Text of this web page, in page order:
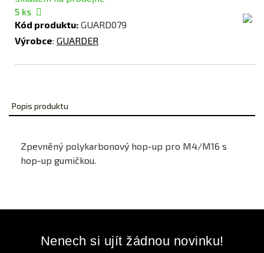
5 ks
Kód produktu: GUARD079
Výrobce: GUARDER
Popis produktu
Zpevněný polykarbonový hop-up pro M4/M16 s
hop-up gumičkou.
Nenech si ujít žádnou novinku!